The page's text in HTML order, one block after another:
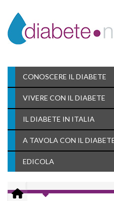
CONOSCERE IL DIABETE
VIVERE CON IL DIABETE
IL DIABETE IN ITALIA
A TAVOLA CON IL
EDICOLA